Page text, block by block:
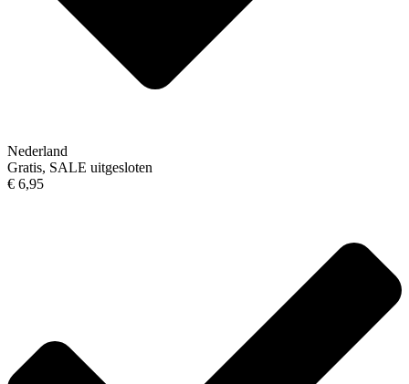
Nederland
Gratis, SALE uitgesloten
€ 6,95